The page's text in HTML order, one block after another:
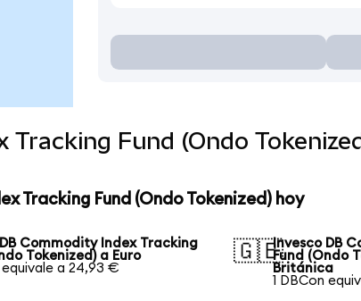
Tracking Fund (Ondo
Tracking Fund (Ondo Tokenized) hoy
Commodity Index Tracking
Tokenized) a Euro
equivale a 24,93 €
🇬🇧Invesco DB
Fund (Ondo
Británica
1 DBCon